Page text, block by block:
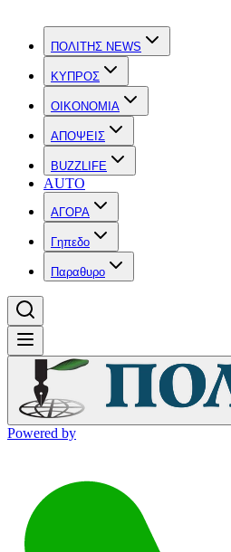
ΠΟΛΙΤΗΣ NEWS
ΚΥΠΡΟΣ
OIKONOMIA
ΑΠΟΨΕΙΣ
BUZZLIFE
AUTO
ΑΓΟΡΑ
Γηπεδο
Παραθυρο
Powered by